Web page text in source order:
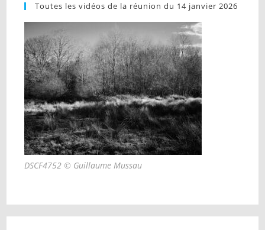
Toutes les vidéos de la réunion du 14 janvier 2026
DSCF4752 © Guillaume Mussau